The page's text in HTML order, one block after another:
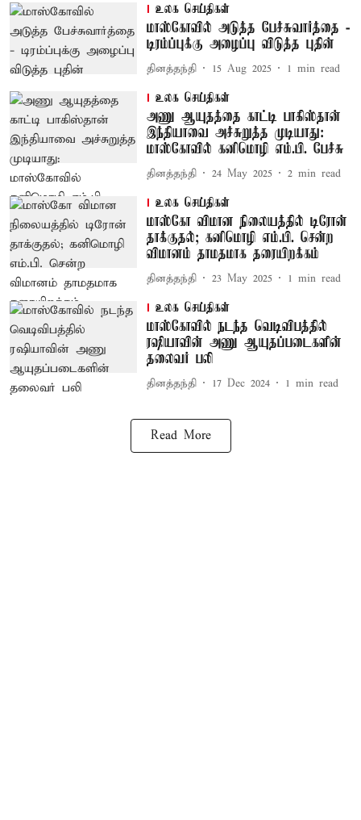
உலக செய்திகள்
மாஸ்கோவில் அடுத்த பேச்சுவார்த்தை -
டிரம்ப்புக்கு அழைப்பு விடுத்த புதின்
தினத்தந்தி 15 Aug 2025 1 min read
உலக செய்திகள்
அணு ஆயுதத்தை காட்டி பாகிஸ்தான்
இந்தியாவை அச்சுறுத்த முடியாது:
மாஸ்கோவில் கனிமொழி எம்.பி. பேச்சு
தினத்தந்தி 24 May 2025 2 min read
உலக செய்திகள்
மாஸ்கோ விமான நிலையத்தில் டிரோன்
தாக்குதல்; கனிமொழி எம்.பி. சென்ற
விமானம் தாமதமாக தரையிறக்கம்
தினத்தந்தி 23 May 2025 1 min read
உலக செய்திகள்
மாஸ்கோவில் நடந்த வெடிவிபத்தில்
ரஷியாவின் அணு ஆயுதப்படைகளின்
தலைவர் பலி
தினத்தந்தி 17 Dec 2024 1 min read
Read More